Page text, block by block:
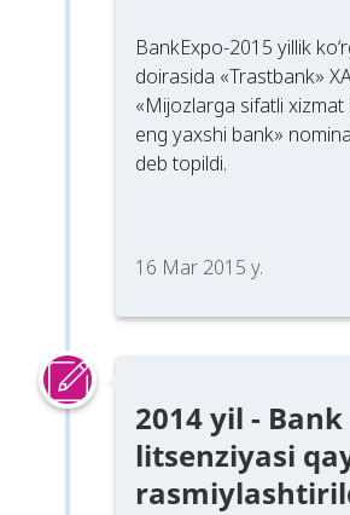
BankExpo-2015 yillik
doirasida «Trastbank»
«Mijozlarga sifatli xizmat
eng yaxshi bank»
deb topildi.
16 Mar 2015 y.
2014 yil - Bank
litsenziyasi